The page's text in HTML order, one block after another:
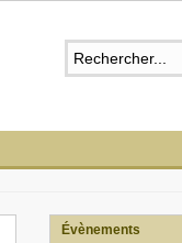
Évènements